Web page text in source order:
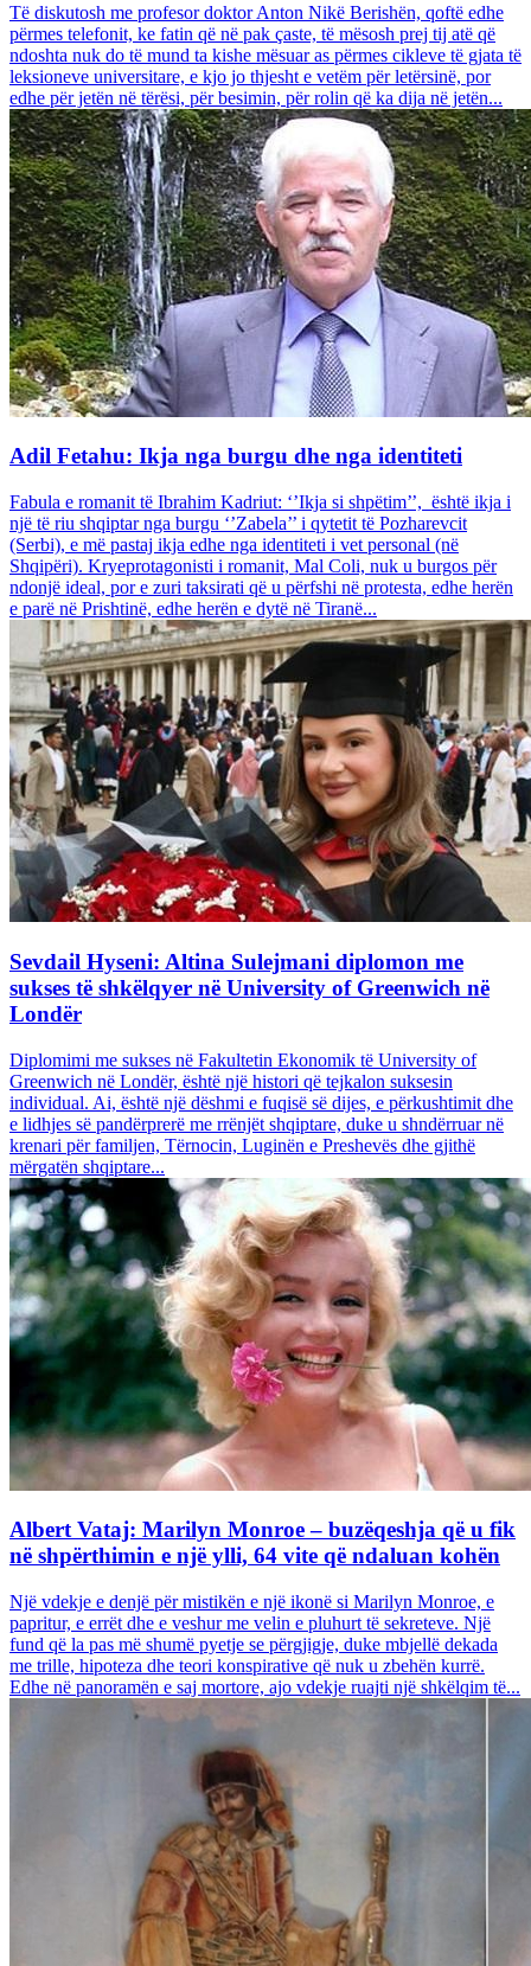
Të diskutosh me profesor doktor Anton Nikë Berishën, qoftë edhe
përmes telefonit, ke fatin që në pak çaste, të mësosh prej tij atë që
ndoshta nuk do të mund ta kishe mësuar as përmes cikleve të gjata të
leksioneve universitare, e kjo jo thjesht e vetëm për letërsinë, por
edhe për jetën në tërësi, për besimin, për rolin që ka dija në jetën...
Adil Fetahu: Ikja nga burgu dhe nga identiteti
Fabula e romanit të Ibrahim Kadriut: ‘’Ikja si shpëtim’’, është ikja i
një të riu shqiptar nga burgu ‘’Zabela’’ i qytetit të Pozharevcit
(Serbi), e më pastaj ikja edhe nga identiteti i vet personal (në
Shqipëri). Kryeprotagonisti i romanit, Mal Coli, nuk u burgos për
ndonjë ideal, por e zuri taksirati që u përfshi në protesta, edhe herën
e parë në Prishtinë, edhe herën e dytë në Tiranë...
Sevdail Hyseni: Altina Sulejmani diplomon me
sukses të shkëlqyer në University of Greenwich në
Londër
Diplomimi me sukses në Fakultetin Ekonomik të University of
Greenwich në Londër, është një histori që tejkalon suksesin
individual. Ai, është një dëshmi e fuqisë së dijes, e përkushtimit dhe
e lidhjes së pandërprerë me rrënjët shqiptare, duke u shndërruar në
krenari për familjen, Tërnocin, Luginën e Preshevës dhe gjithë
mërgatën shqiptare...
Albert Vataj: Marilyn Monroe – buzëqeshja që u fik
në shpërthimin e një ylli, 64 vite që ndaluan kohën
Një vdekje e denjë për mistikën e një ikonë si Marilyn Monroe, e
papritur, e errët dhe e veshur me velin e pluhurt të sekreteve. Një
fund që la pas më shumë pyetje se përgjigje, duke mbjellë dekada
me trille, hipoteza dhe teori konspirative që nuk u zbehën kurrë.
Edhe në panoramën e saj mortore, ajo vdekje ruajti një shkëlqim të...